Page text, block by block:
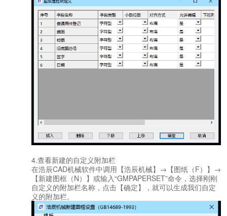
4.查看新建的自定义附加栏
在浩辰CAD机械软件中调用【浩辰机械】→【图纸（F）】→
【新建图框（N）】或输入“GMPAPERSET”命令，选择刚刚
自定义的附加栏名称，点击【确定】，就可以生成我们自定
义的附加栏。